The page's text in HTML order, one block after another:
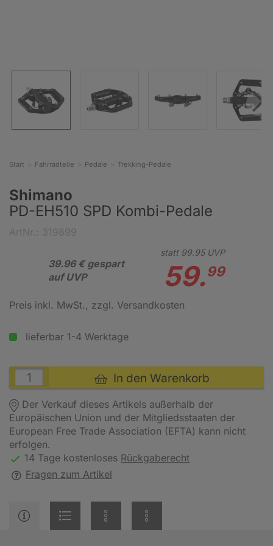
Start Fahrradteile Pedale Trekking-Pedale
Shimano
PD-EH510 SPD Kombi-Pedale
39.96 € gespart
auf UVP
statt 99.95UVP
59.99
Preis inkl. MwSt., zzgl. Versandkosten
lieferbar 1-4 Werktage
In den Warenkorb
Der Verkauf dieses Artikels außerhalb der
Europäischen Union und der Mitgliedsstaaten der
European Free Trade Association (EFTA) kann nicht
erfolgen.
14 Tage kostenloses Rückgaberecht
Fragen zum Artikel